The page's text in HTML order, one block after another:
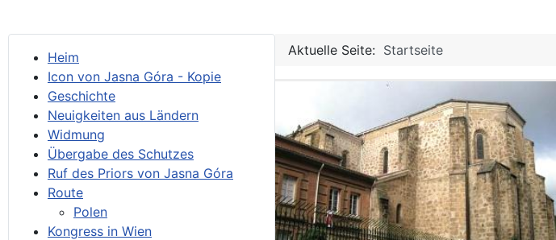
Heim
Icon von Jasna Góra - Kopie
Geschichte
Neuigkeiten aus Ländern
Widmung
Übergabe des Schutzes
Ruf des Priors von Jasna Góra
Route
Polen
Kongress in Wien
Aktuelle Seite: Startseite